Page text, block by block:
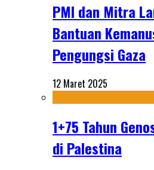
PMI dan Mitra
Bantuan
Pengungsi Gaza
12 Maret 2025
1+75 Tahun
di Palestina